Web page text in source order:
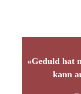
«Geduld hat
kann